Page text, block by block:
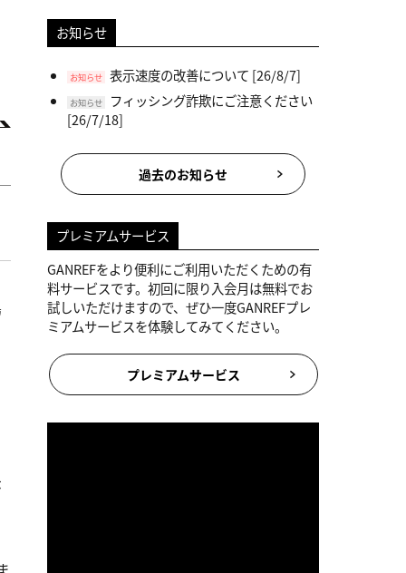
お知らせ
お知らせ 表示速度の改善について [26/8/7]
お知らせ
フィッシング詐欺にご注意ください
[26/7/18]
過去のお知らせ
プレミアムサービス
GANREFをより便利にご利用いただくための有
料サービスです。初回に限り入会月は無料でお
試しいただけますので、ぜひ一度GANREFプレ
ミアムサービスを体験してみてください。
プレミアムサービス